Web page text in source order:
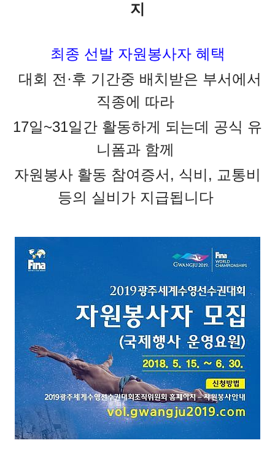
지
최종 선발 자원봉사자 혜택
대회 전·후 기간중 배치받은 부서에서
직종에 따라
17일~31일간 활동하게 되는데 공식 유
니폼과 함께
자원봉사 활동 참여증서, 식비, 교통비
등의 실비가 지급됩니다